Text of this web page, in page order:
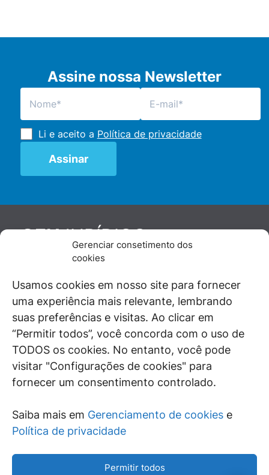
Gerenciar consetimento dos
cookies
Usamos cookies em nosso site para fornecer
uma experiência mais relevante, lembrando
suas preferências e visitas. Ao clicar em
“Permitir todos”, você concorda com o uso de
TODOS os cookies. No entanto, você pode
visitar "Configurações de cookies" para
fornecer um consentimento controlado.
Saiba mais em Gerenciamento de cookies e
Política de privacidade
Permitir todos
Assine nossa Newsletter
Li e aceito a Política de privacidade
GENJURÍDICO
De maneira independente, os autores e
juristas e doutrinadores nacionais, se posicionam
diante de questões relevantes do cotidiano e
universo jurídico.
SIGA